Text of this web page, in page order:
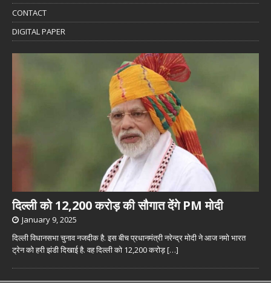
CONTACT
DIGITAL PAPER
दिल्ली को 12,200 करोड़ की सौगात देंगे PM मोदी
January 9, 2025
दिल्ली विधानसभा चुनाव नजदीक है. इस बीच प्रधानमंत्री नरेन्द्र मोदी ने आज नमो भारत
ट्रेन को हरी झंडी दिखाई है. वह दिल्ली को 12,200 करोड़[…]